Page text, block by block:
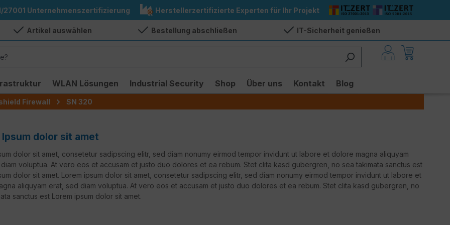
27001 Unternehmenszertifizierung Herstellerzertifizierte Experten für Ihr Projekt
Artikel auswählen Bestellung abschließen IT-Sicherheit genießen
WLAN Lösungen Industrial Security Shop Über uns Kontakt Blog
Firewall SN 320
dolor sit amet
dolor sit amet, consetetur sadipscing elitr, sed diam nonumy eirmod tempor invidunt ut labore et dolore magna aliquyam
voluptua. At vero eos et accusam et justo duo dolores et ea rebum. Stet clita kasd gubergren, no sea takimata sanctus est
dolor sit amet. Lorem ipsum dolor sit amet, consetetur sadipscing elitr, sed diam nonumy eirmod tempor invidunt ut labore et
aliquyam erat, sed diam voluptua. At vero eos et accusam et justo duo dolores et ea rebum. Stet clita kasd gubergren, no
sanctus est Lorem ipsum dolor sit amet.